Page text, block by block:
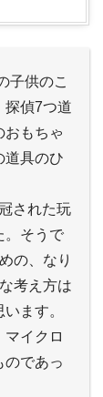
子供のこ
偵7つ道
もちゃ
道具のひ
された玩
。そうで
の、なり
考え方は
ます。
イクロ
のであっ